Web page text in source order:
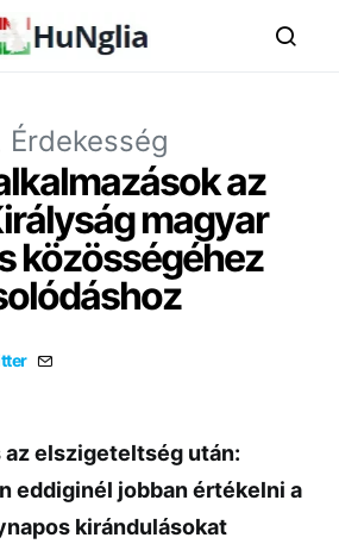
Érdekesség
az
magyar
közösségéhez
az elszigeteltség után:
eddiginél jobban értékelni a
kirándulásokat